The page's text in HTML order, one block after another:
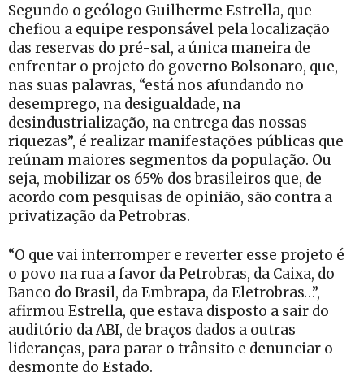
Segundo o geólogo Guilherme Estrella, que
chefiou a equipe responsável pela localização
das reservas do pré-sal, a única maneira de
enfrentar o projeto do governo Bolsonaro, que,
nas suas palavras, “está nos afundando no
desemprego, na desigualdade, na
desindustrialização, na entrega das nossas
riquezas”, é realizar manifestações públicas que
reúnam maiores segmentos da população. Ou
seja, mobilizar os 65% dos brasileiros que, de
acordo com pesquisas de opinião, são contra a
privatização da Petrobras.
“O que vai interromper e reverter esse projeto é
o povo na rua a favor da Petrobras, da Caixa, do
Banco do Brasil, da Embrapa, da Eletrobras…”,
afirmou Estrella, que estava disposto a sair do
auditório da ABI, de braços dados a outras
lideranças, para parar o trânsito e denunciar o
desmonte do Estado.